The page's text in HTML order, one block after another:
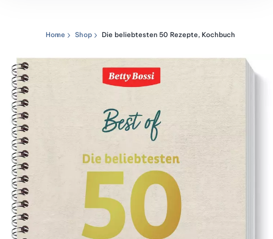
Navigationspfad
Home Shop Die beliebtesten 50 Rezepte, Kochbuch